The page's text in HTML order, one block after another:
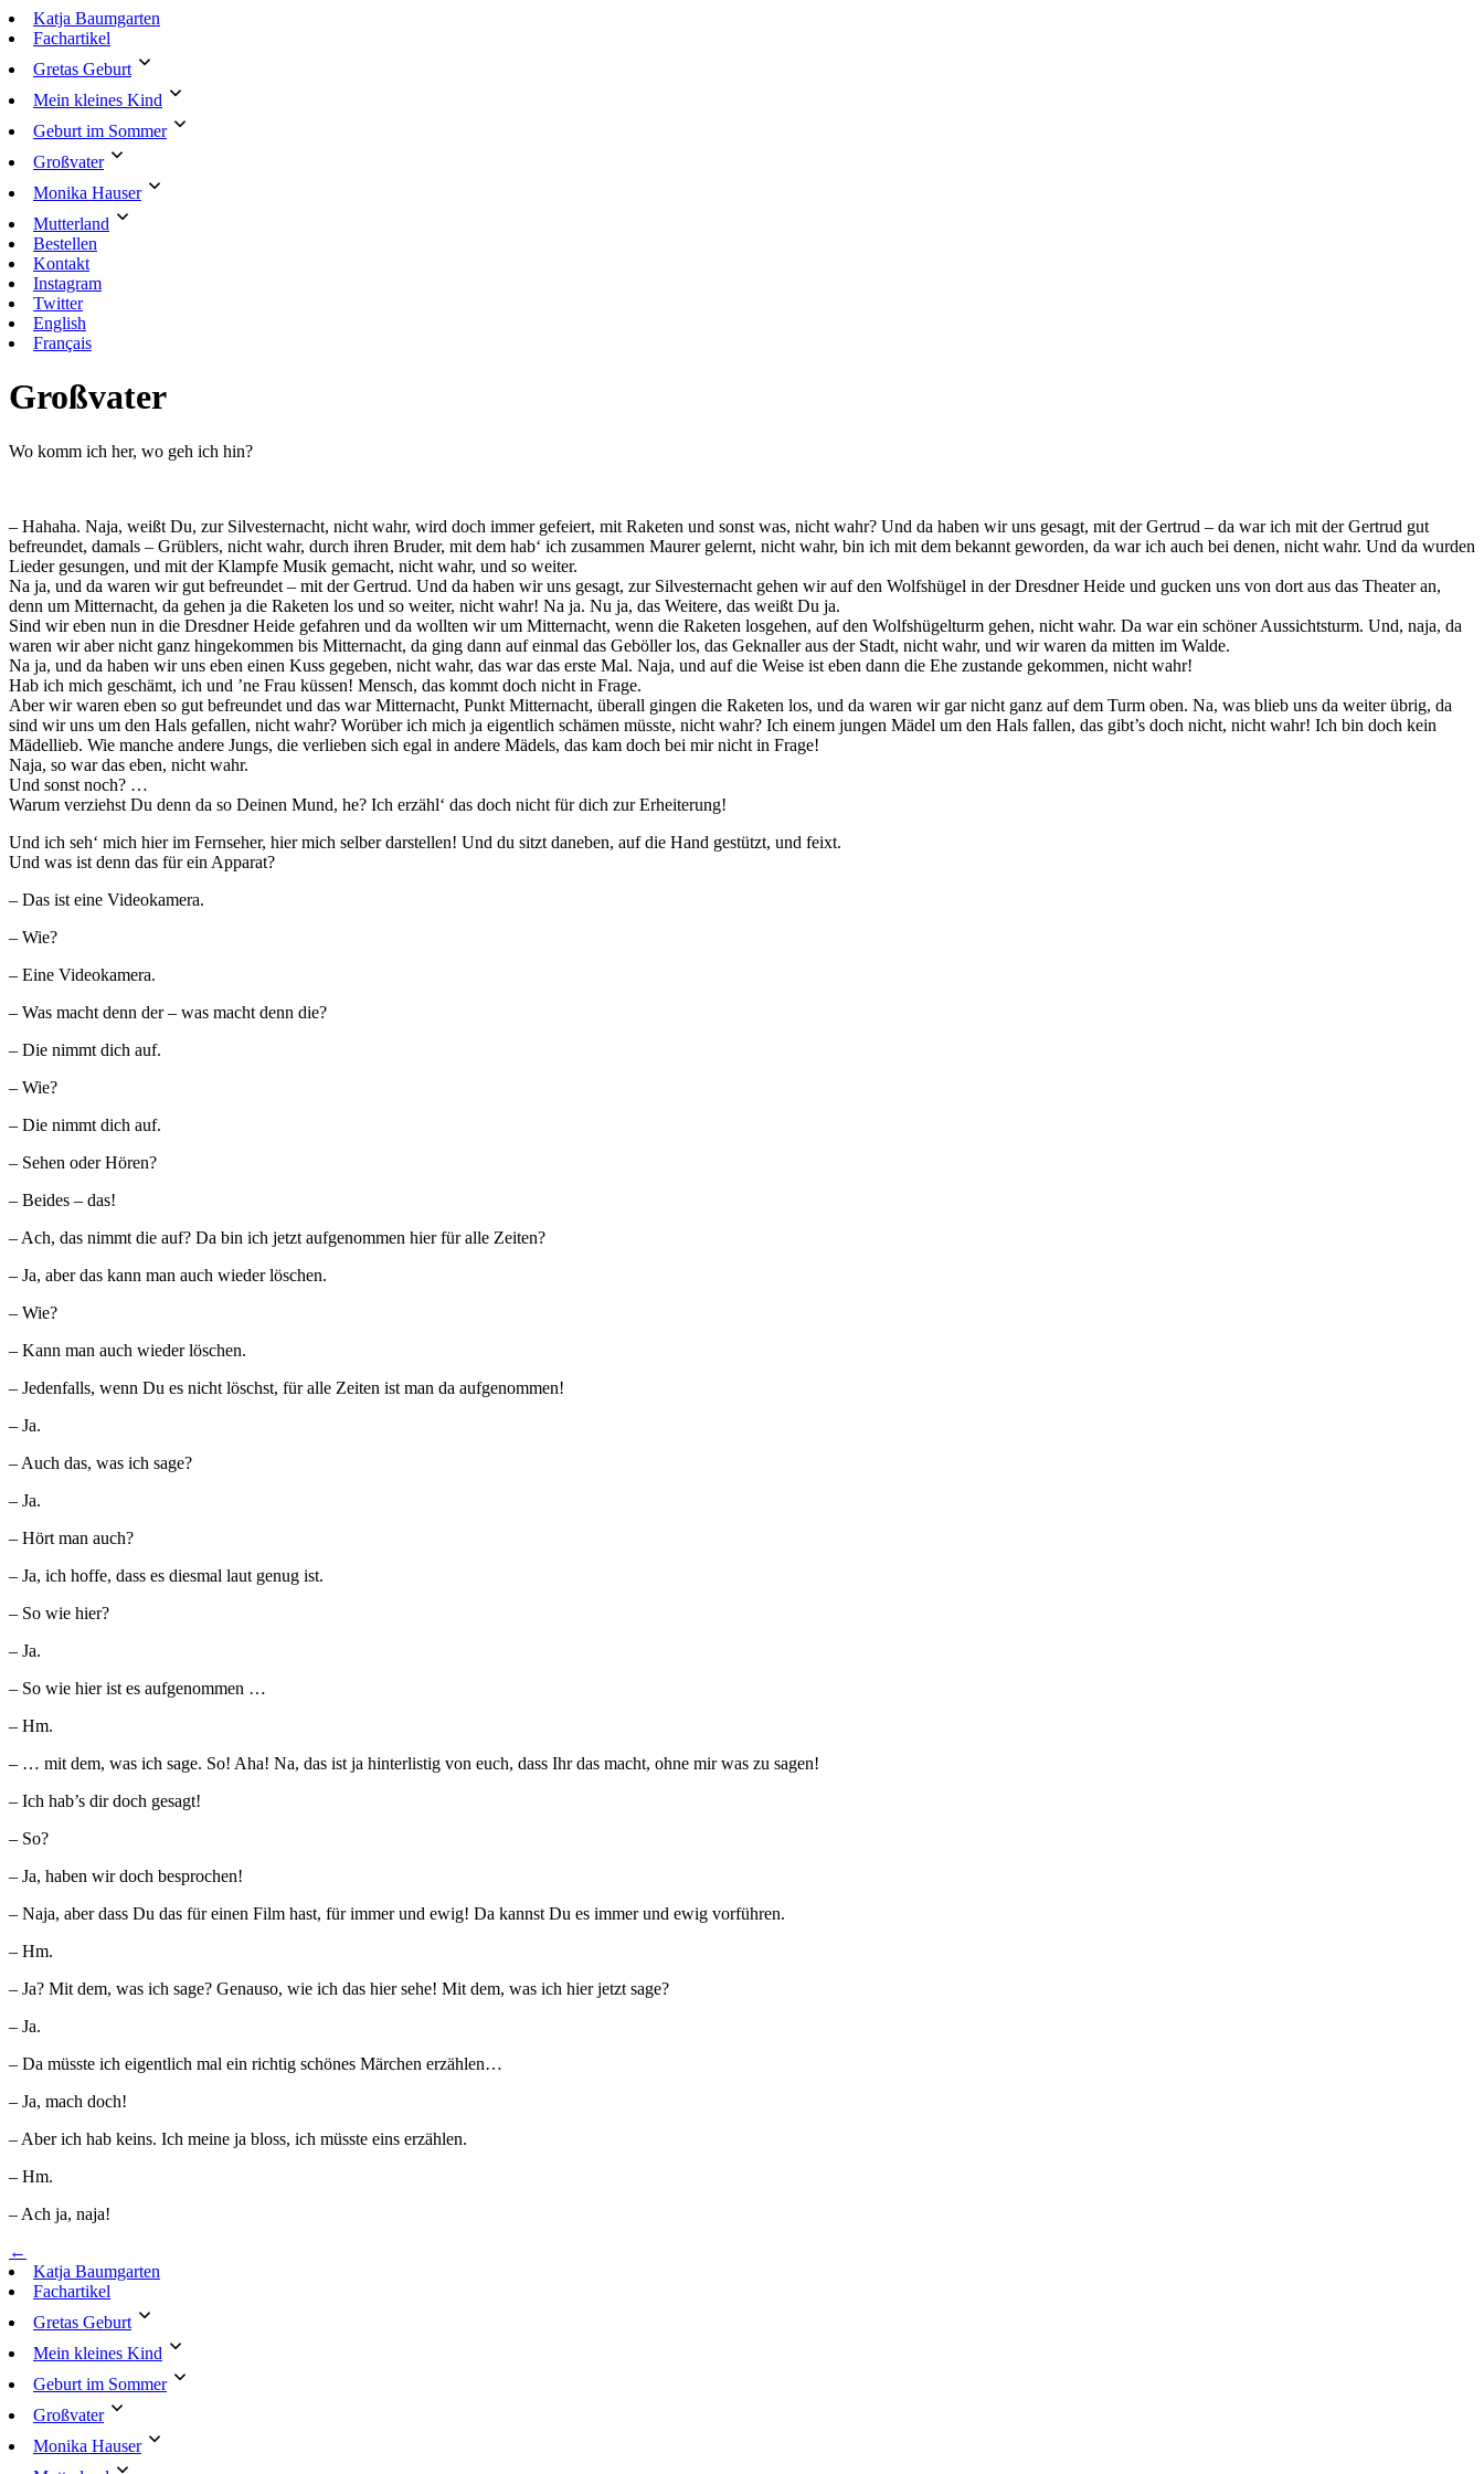
Zum
Inhalt
Katja Baumgarten
Fachartikel
Gretas Geburt
Mein kleines Kind
Geburt im Sommer
Großvater
Monika Hauser
Mutterland
Bestellen
Kontakt
Instagram
Twitter
English
Français
Großvater
Wo komm ich her, wo geh ich hin?
– Hahaha. Naja, weißt Du, zur Silvesternacht, nicht wahr, wird doch immer gefeiert, mit Raketen und sonst was, nicht wahr? Und da haben wir uns gesagt, mit der Gertrud – da war ich mit der Gertrud gut
befreundet, damals – Grüblers, nicht wahr, durch ihren Bruder, mit dem hab‘ ich zusammen Maurer gelernt, nicht wahr, bin ich mit dem bekannt geworden, da war ich auch bei denen, nicht wahr. Und da wurden
Lieder gesungen, und mit der Klampfe Musik gemacht, nicht wahr, und so weiter.
Na ja, und da waren wir gut befreundet – mit der Gertrud. Und da haben wir uns gesagt, zur Silvesternacht gehen wir auf den Wolfshügel in der Dresdner Heide und gucken uns von dort aus das Theater an,
denn um Mitternacht, da gehen ja die Raketen los und so weiter, nicht wahr! Na ja. Nu ja, das Weitere, das weißt Du ja.
Sind wir eben nun in die Dresdner Heide gefahren und da wollten wir um Mitternacht, wenn die Raketen losgehen, auf den Wolfshügelturm gehen, nicht wahr. Da war ein schöner Aussichtsturm. Und, naja, da
waren wir aber nicht ganz hingekommen bis Mitternacht, da ging dann auf einmal das Geböller los, das Geknaller aus der Stadt, nicht wahr, und wir waren da mitten im Walde.
Na ja, und da haben wir uns eben einen Kuss gegeben, nicht wahr, das war das erste Mal. Naja, und auf die Weise ist eben dann die Ehe zustande gekommen, nicht wahr!
Hab ich mich geschämt, ich und ’ne Frau küssen! Mensch, das kommt doch nicht in Frage.
Aber wir waren eben so gut befreundet und das war Mitternacht, Punkt Mitternacht, überall gingen die Raketen los, und da waren wir gar nicht ganz auf dem Turm oben. Na, was blieb uns da weiter übrig, da
sind wir uns um den Hals gefallen, nicht wahr? Worüber ich mich ja eigentlich schämen müsste, nicht wahr? Ich einem jungen Mädel um den Hals fallen, das gibt’s doch nicht, nicht wahr! Ich bin doch kein
Mädellieb. Wie manche andere Jungs, die verlieben sich egal in andere Mädels, das kam doch bei mir nicht in Frage!
Naja, so war das eben, nicht wahr.
Und sonst noch? …
Warum verziehst Du denn da so Deinen Mund, he? Ich erzähl‘ das doch nicht für dich zur Erheiterung!
Und ich seh‘ mich hier im Fernseher, hier mich selber darstellen! Und du sitzt daneben, auf die Hand gestützt, und feixt.
Und was ist denn das für ein Apparat?
– Das ist eine Videokamera.
– Wie?
– Eine Videokamera.
– Was macht denn der – was macht denn die?
– Die nimmt dich auf.
– Wie?
– Die nimmt dich auf.
– Sehen oder Hören?
– Beides – das!
– Ach, das nimmt die auf? Da bin ich jetzt aufgenommen hier für alle Zeiten?
– Ja, aber das kann man auch wieder löschen.
– Wie?
– Kann man auch wieder löschen.
– Jedenfalls, wenn Du es nicht löschst, für alle Zeiten ist man da aufgenommen!
– Ja.
– Auch das, was ich sage?
– Ja.
– Hört man auch?
– Ja, ich hoffe, dass es diesmal laut genug ist.
– So wie hier?
– Ja.
– So wie hier ist es aufgenommen …
– Hm.
– … mit dem, was ich sage. So! Aha! Na, das ist ja hinterlistig von euch, dass Ihr das macht, ohne mir was zu sagen!
– Ich hab’s dir doch gesagt!
– So?
– Ja, haben wir doch besprochen!
– Naja, aber dass Du das für einen Film hast, für immer und ewig! Da kannst Du es immer und ewig vorführen.
– Hm.
– Ja? Mit dem, was ich sage? Genauso, wie ich das hier sehe! Mit dem, was ich hier jetzt sage?
– Ja.
– Da müsste ich eigentlich mal ein richtig schönes Märchen erzählen…
– Ja, mach doch!
– Aber ich hab keins. Ich meine ja bloss, ich müsste eins erzählen.
– Hm.
– Ach ja, naja!
←
Katja Baumgarten
Fachartikel
Gretas Geburt
Mein kleines Kind
Geburt im Sommer
Großvater
Monika Hauser